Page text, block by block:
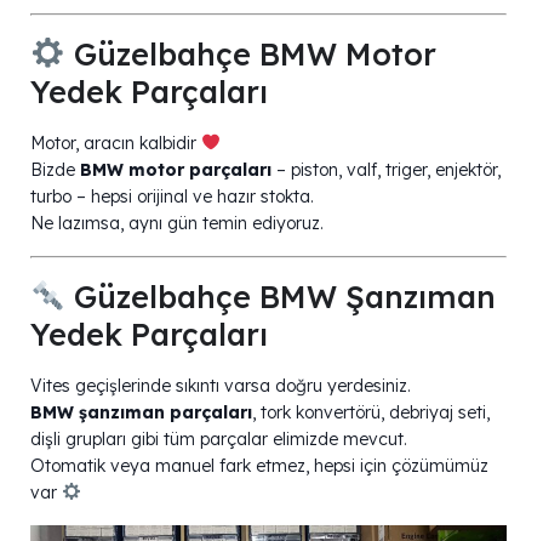
Güzelbahçe BMW Motor
Yedek Parçaları
Motor, aracın kalbidir
Bizde BMW motor parçaları – piston, valf, triger, enjektör,
turbo – hepsi orijinal ve hazır stokta.
Ne lazımsa, aynı gün temin ediyoruz.
Güzelbahçe BMW Şanzıman
Yedek Parçaları
Vites geçişlerinde sıkıntı varsa doğru yerdesiniz.
BMW şanzıman parçaları, tork konvertörü, debriyaj seti,
dişli grupları gibi tüm parçalar elimizde mevcut.
Otomatik veya manuel fark etmez, hepsi için çözümümüz
var